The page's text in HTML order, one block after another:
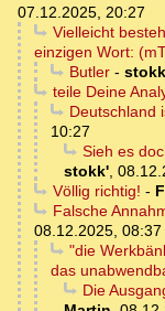
07.12.2025, 20:27
Vielleicht
einzigen Wort:
Butler-
teile Deine
Deutschland
10:27
Sieh es
stokk',
Völlig richtig! -
Falsche
08.12.2025, 08:37
"die
das
Die